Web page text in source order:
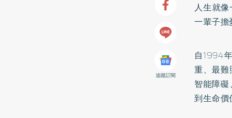
追蹤訂閱
人生就
一輩子擔
自1994
重、最
智能障
到生命價